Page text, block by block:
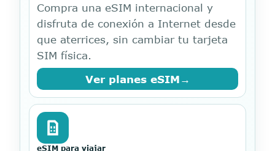
Compra una eSIM internacional y
disfruta de conexión a Internet desde
que aterrices, sin cambiar tu tarjeta
SIM física.
Ver planes eSIM →
eSIM para viajar